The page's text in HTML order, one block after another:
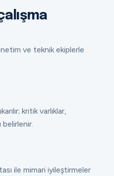
ve teknik ekiplerle
kritik varlıklar,
belirlenir.
ile mimari iyileştirmeler